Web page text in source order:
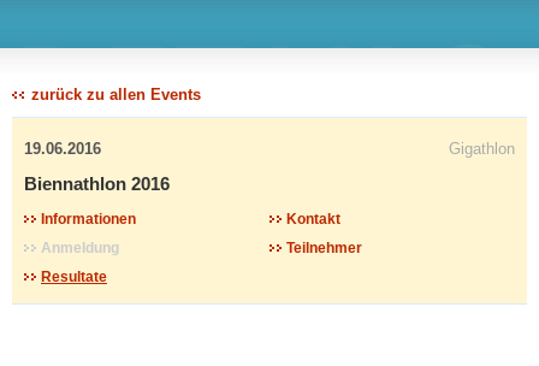
DETAILS
zurück zu allen Events
19.06.2016 Gigathlon
Biennathlon 2016
Informationen
Kontakt
Anmeldung
Teilnehmer
Resultate